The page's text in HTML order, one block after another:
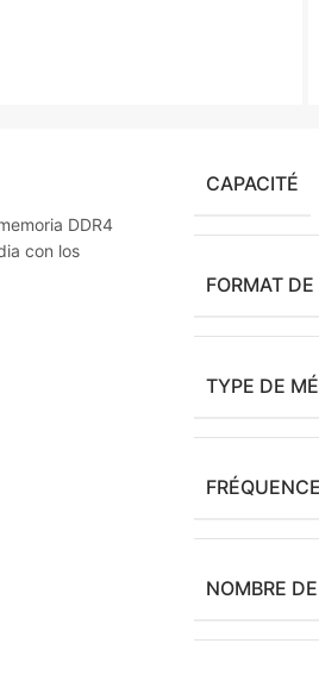
DDR4
con los
CAPACITÉ
FORMAT
TYPE DE
NOMBRE